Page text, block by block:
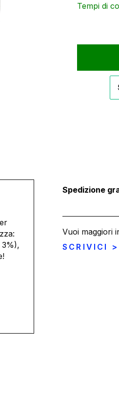
Tempi di
Spedizione
Vuoi maggiori
SCRIVICI >